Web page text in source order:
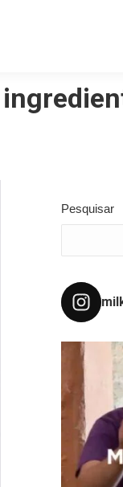
Pesquisar